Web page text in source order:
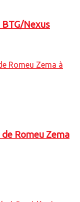
Nexus
Romeu Zema